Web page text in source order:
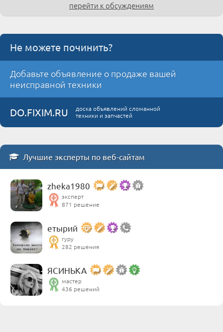
перейти к обсуждениям
Не можете починить?
Добавьте объявление о продаже вашей
неисправной техники
DO.FIXIM.RU
доска объявлений сломанной
техники и запчастей
Лучшие эксперты по веб-сайтам
zheka1980
эксперт
871 решение
етырий
гуру
282 решения
ЯСИНЬКА
мастер
436 решений